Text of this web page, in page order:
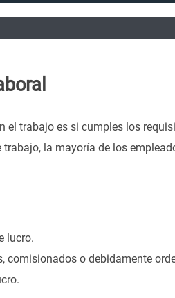
el trabajo es si cumples los
la mayoría de los
lucro.
comisionados o debidamente